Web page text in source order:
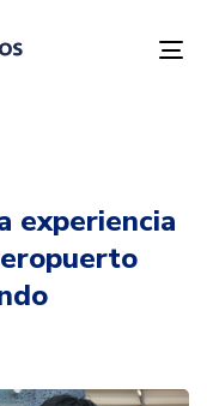
experiencia